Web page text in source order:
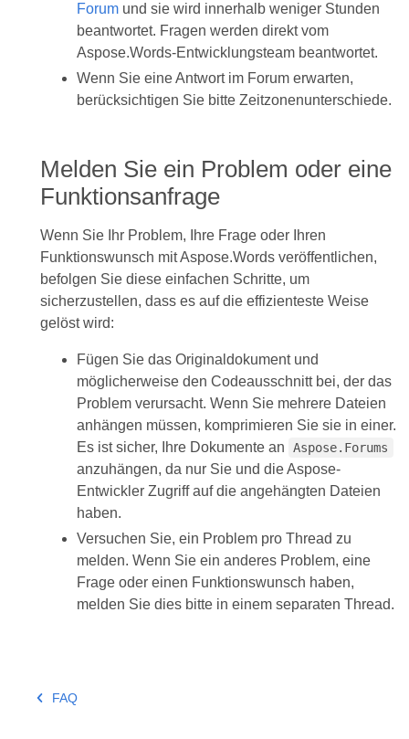
Forumund sie wird innerhalb weniger Stunden
beantwortet. Fragen werden direkt vom
Aspose.Words-Entwicklungsteam beantwortet.
Wenn Sie eine Antwort im Forum erwarten,
berücksichtigen Sie bitte Zeitzonenunterschiede.
Melden Sie ein Problem oder eine
Funktionsanfrage
Wenn Sie Ihr Problem, Ihre Frage oder Ihren
Funktionswunsch mit Aspose.Words veröffentlichen,
befolgen Sie diese einfachen Schritte, um
sicherzustellen, dass es auf die effizienteste Weise
gelöst wird:
Fügen Sie das Originaldokument und
möglicherweise den Codeausschnitt bei, der das
Problem verursacht. Wenn Sie mehrere Dateien
anhängen müssen, komprimieren Sie sie in einer.
Es ist sicher, Ihre Dokumente an
Aspose.Forums
anzuhängen, da nur Sie und die Aspose-
Entwickler Zugriff auf die angehängten Dateien
haben.
Versuchen Sie, ein Problem pro Thread zu
melden. Wenn Sie ein anderes Problem, eine
Frage oder einen Funktionswunsch haben,
melden Sie dies bitte in einem separaten Thread.
FAQ